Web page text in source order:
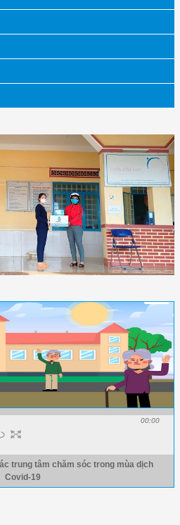
00:00
trung tâm chăm sóc trong mùa dịch
Covid-19